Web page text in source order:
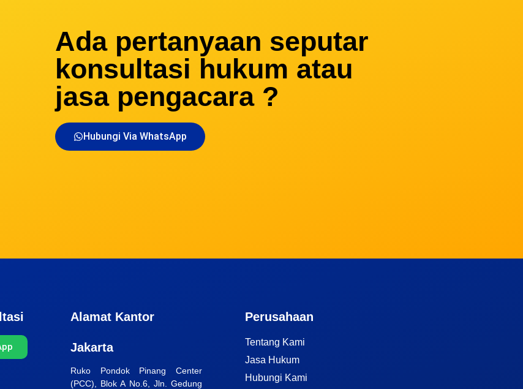
Ada pertanyaan seputar
konsultasi hukum atau
jasa pengacara ?
Hubungi Via WhatsApp
Alamat Kantor
Jakarta
Ruko Pondok Pinang Center
(PCC), Blok A No.6, Jln. Gedung
Perusahaan
Tentang Kami
Jasa Hukum
Hubungi Kami